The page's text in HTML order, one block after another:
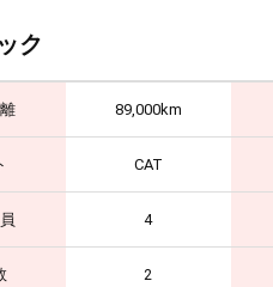
ク
89,000km
CAT
4
2